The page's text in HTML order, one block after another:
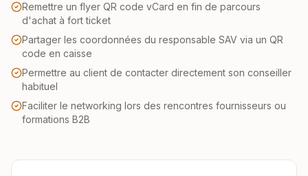
Remettre un flyer QR code vCard en fin de parcours
d'achat à fort ticket
Partager les coordonnées du responsable SAV via un QR
code en caisse
Permettre au client de contacter directement son conseiller
habituel
Faciliter le networking lors des rencontres fournisseurs ou
formations B2B